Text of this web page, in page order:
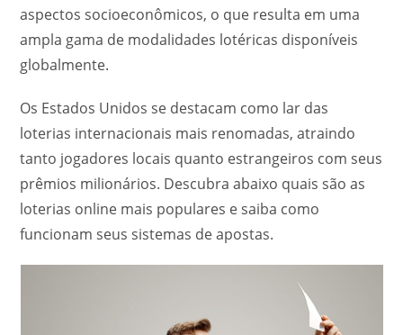
aspectos socioeconômicos, o que resulta em uma
ampla gama de modalidades lotéricas disponíveis
globalmente.
Os Estados Unidos se destacam como lar das
loterias internacionais mais renomadas, atraindo
tanto jogadores locais quanto estrangeiros com seus
prêmios milionários. Descubra abaixo quais são as
loterias online mais populares e saiba como
funcionam seus sistemas de apostas.